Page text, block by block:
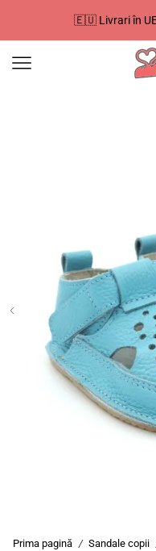
🇪🇺 Livrari în UE
Prima pagină / Sandale copii